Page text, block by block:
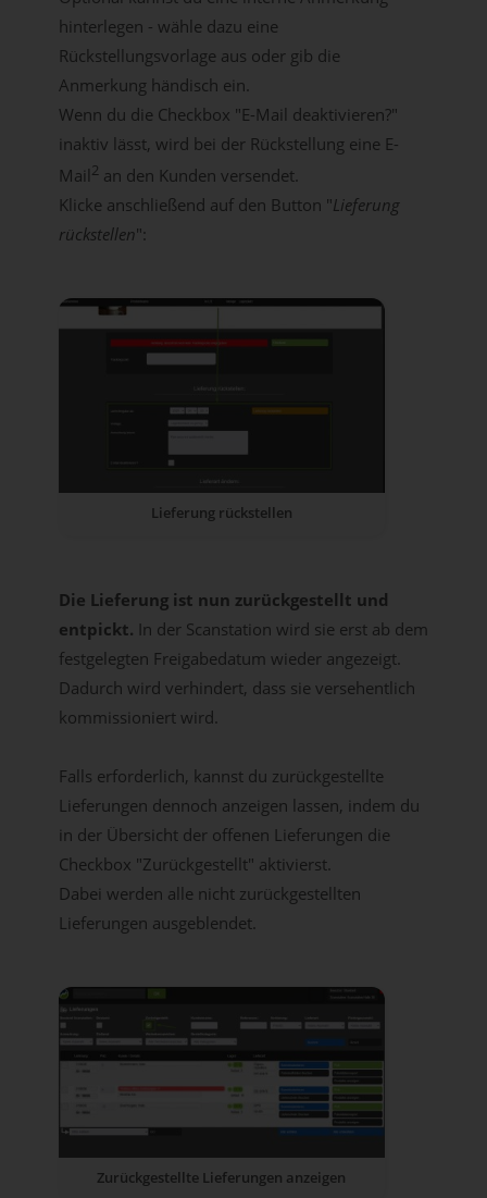
hinterlegen - wähle dazu eine
Rückstellungsvorlage aus oder gib die
Anmerkung händisch ein.
Wenn du die Checkbox "E-Mail deaktivieren?"
inaktiv lässt, wird bei der Rückstellung eine E-
Mail2an den Kunden versendet.
Klicke anschließend auf den Button "Lieferung
rückstellen":
Lieferung rückstellen
Die Lieferung ist nun zurückgestellt und
entpickt. In der Scanstation wird sie erst ab dem
festgelegten Freigabedatum wieder angezeigt.
Dadurch wird verhindert, dass sie versehentlich
kommissioniert wird.
Falls erforderlich, kannst du zurückgestellte
Lieferungen dennoch anzeigen lassen, indem du
in der Übersicht der offenen Lieferungen die
Checkbox "Zurückgestellt" aktivierst.
Dabei werden alle nicht zurückgestellten
Lieferungen ausgeblendet.
Zurückgestellte Lieferungen anzeigen